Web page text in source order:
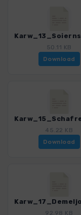
50.11 KB
Download
45.22 KB
Download
92.98 KB